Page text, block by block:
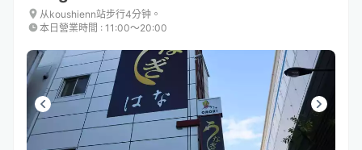
从koushienn站步行4分钟。
本日營業時間 : 11:00〜20:00